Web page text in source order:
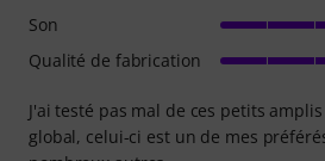
J'ai testé pas mal de ces petits
global, celui-ci est un de mes
Son
Qualité de fabrication